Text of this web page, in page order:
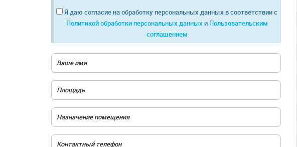
Я даю согласие на обработку персональных данных в соответствии с
Политикой обработки персональных данных и Пользовательским
соглашением